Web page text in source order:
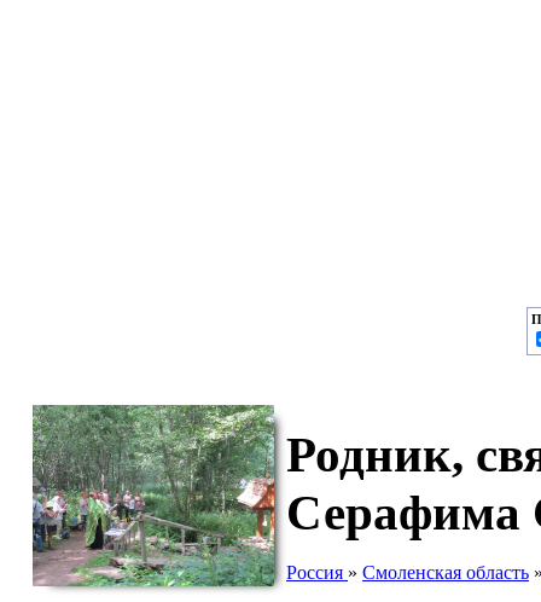
Родник,
Серафима
Россия » Смоленская область